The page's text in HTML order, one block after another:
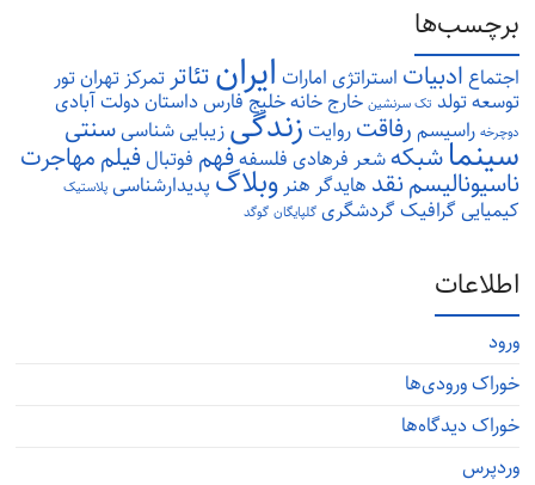
برچسب‌ها
اجتماعادبیات استراتژیامارات ایرانتئاترتمرکزتهرانتور
توسعهتولد تک سرنشین خارجخانهخلیج فارسداستاندولت آبادی
دوچرخه راسیسمرفاقتروایتزندگیزیبایی شناسیسنتی
سینماشبکهشعر فرهادیفلسفهفهم فوتبالفیلممهاجرت
ناسیونالیسمنقد هایدگر هنروبلاگپدیدارشناسی پلاستیک
کیمیاییگرافیکگردشگری گلپایگان گوگد
اطلاعات
ورود
خوراک ورودی‌ها
خوراک دیدگاه‌ها
وردپرس